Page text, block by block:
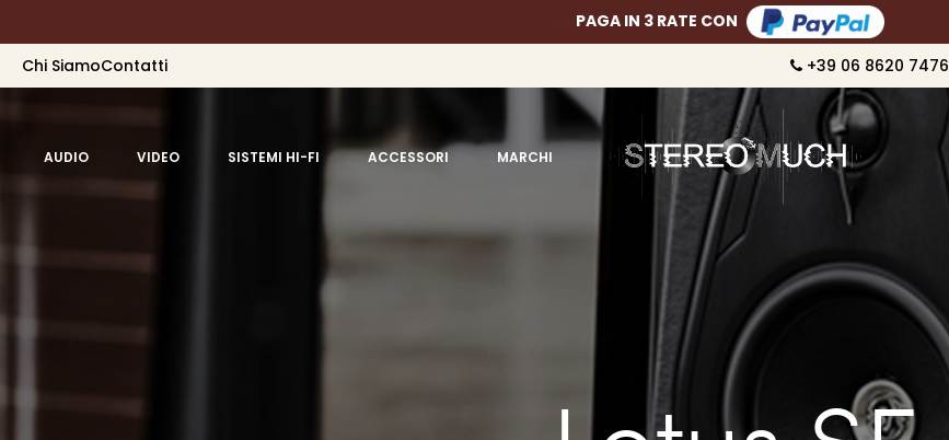
PAGA FINO A 10 RATE CON
Chi SiamoContatti +39 06 8620 7476
AUDIO VIDEO SISTEMI HI-FI ACCESSORI MARCHI